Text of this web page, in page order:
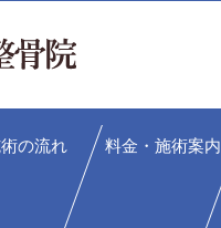
の流れ 料金・施術案内